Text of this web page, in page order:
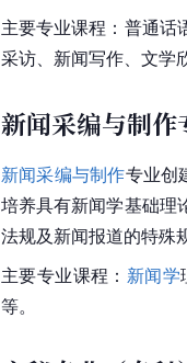
主要专业课程：普通话
采访、新闻写作、文学
新闻采编与制
新闻采编与制作专业创
培养具有新闻学基础理
法规及新闻报道的特殊
主要专业课程： 新闻学
等。